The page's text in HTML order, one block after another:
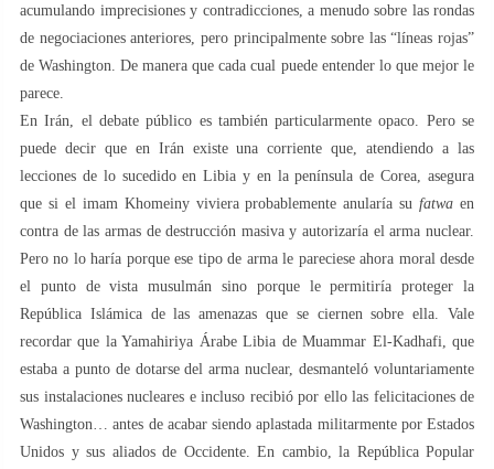
acumulando imprecisiones y contradicciones, a menudo sobre las rondas
de negociaciones anteriores, pero principalmente sobre las “líneas rojas”
de Washington. De manera que cada cual puede entender lo que mejor le
parece.
En Irán, el debate público es también particularmente opaco. Pero se
puede decir que en Irán existe una corriente que, atendiendo a las
lecciones de lo sucedido en Libia y en la península de Corea, asegura
que si el imam Khomeiny viviera probablemente anularía sufatwa en
contra de las armas de destrucción masiva y autorizaría el arma nuclear.
Pero no lo haría porque ese tipo de arma le pareciese ahora moral desde
el punto de vista musulmán sino porque le permitiría proteger la
República Islámica de las amenazas que se ciernen sobre ella. Vale
recordar que la Yamahiriya Árabe Libia de Muammar El-Kadhafi, que
estaba a punto de dotarse del arma nuclear, desmanteló voluntariamente
sus instalaciones nucleares e incluso recibió por ello las felicitaciones de
Washington… antes de acabar siendo aplastada militarmente por Estados
Unidos y sus aliados de Occidente. En cambio, la República Popular